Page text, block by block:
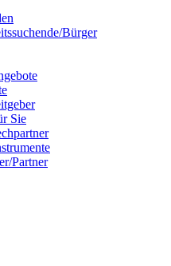
Bürger
Sie
Partner